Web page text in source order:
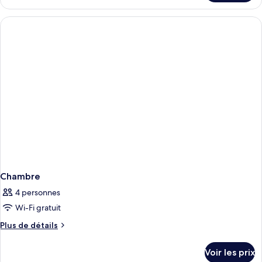
le
type
de
Chambre
4 personnes
Wi-Fi gratuit
Plus de détails
Plus
Voir les prix